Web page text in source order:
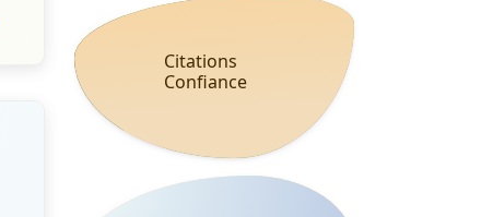
Citations
Confiance